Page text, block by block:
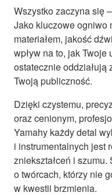
Wszystko zaczyna się
Jako kluczowe ogniwo
materiałem, jakość
wpływ na to, jak
ostatecznie
Twoją publiczność.
Dzięki czystemu,
oraz cenionym,
Yamahy każdy detal
i instrumentalnych jest
zniekształceń i
o twórcach, którzy nie
w kwestii brzmienia.